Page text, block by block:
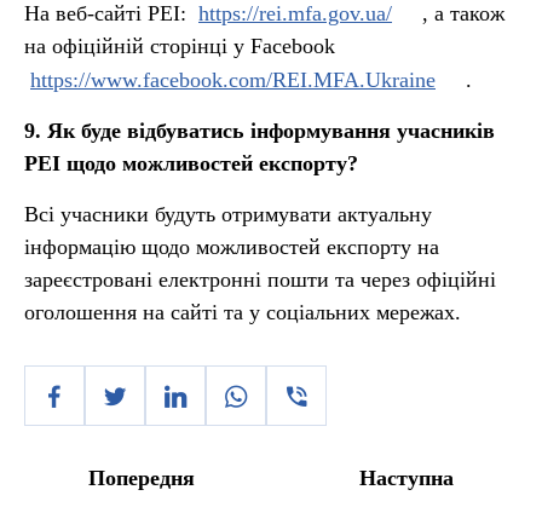
На веб-сайті РЕІ: https://rei.mfa.gov.ua/
, а також
на офіційній сторінці у Facebook
https://www.facebook.com/REI.MFA.Ukraine
.
9. Як буде відбуватись інформування учасників
РЕІ щодо можливостей експорту?
Всі учасники будуть отримувати актуальну
інформацію щодо можливостей експорту на
зареєстровані електронні пошти та через офіційні
оголошення на сайті та у соціальних мережах.
Попередня Наступна